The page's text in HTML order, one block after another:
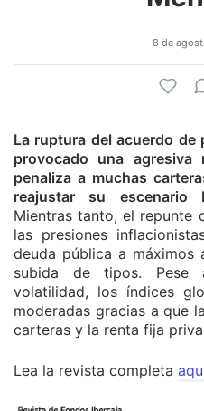
8 de
La ruptura del acuerdo de
provocado una
penaliza a muchas
reajustar su escenario
Mientras tanto, el repunte
las presiones
deuda pública a máximos
subida de tipos.
volatilidad, los índices
moderadas gracias a que
carteras y la renta fija
Lea la revista completa